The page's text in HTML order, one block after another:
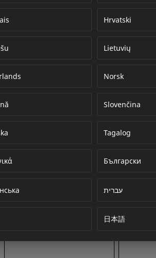
Hrvatski
Lietuvių
Norsk
Slovenčina
Tagalog
Български
עברית
日本語